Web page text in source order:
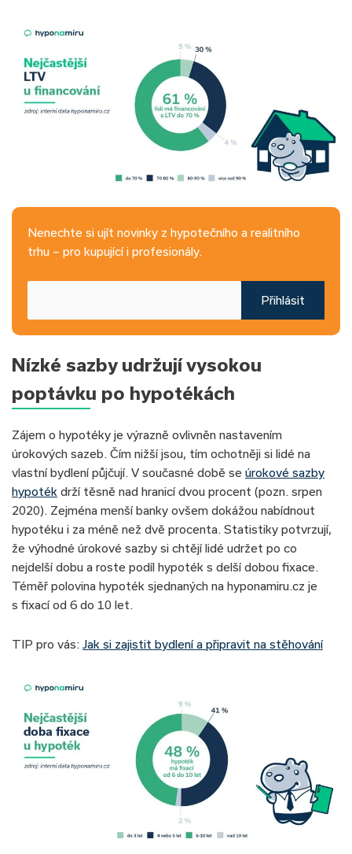
Nenechte si ujít novinky z hypotečního a realitního
trhu – pro kupující i profesionály.
Přihlásit
Nízké sazby udržují vysokou
poptávku po hypotékách
Zájem o hypotéky je výrazně ovlivněn nastavením
úrokových sazeb. Čím nižší jsou, tím ochotněji si lidé na
vlastní bydlení půjčují. V současné době se úrokové sazby
hypoték drží těsně nad hranicí dvou procent (pozn. srpen
2020). Zejména menší banky ovšem dokážou nabídnout
hypotéku i za méně než dvě procenta. Statistiky potvrzují,
že výhodné úrokové sazby si chtějí lidé udržet po co
nejdelší dobu a roste podíl hypoték s delší dobou fixace.
Téměř polovina hypoték sjednaných na hyponamiru.cz je
s fixací od 6 do 10 let.
TIP pro vás: Jak si zajistit bydlení a připravit na stěhování